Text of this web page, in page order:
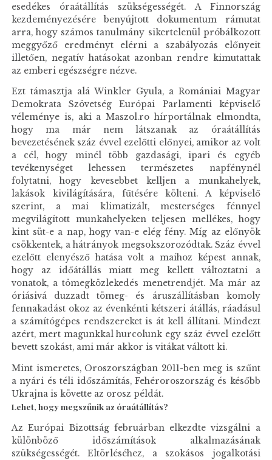
esedékes óraátállítás szükségességét. A Finnország
kezdeményezésére benyújtott dokumentum rámutat
arra, hogy számos tanulmány sikertelenül próbálkozott
meggyőző eredményt elérni a szabályozás előnyeit
illetően, negatív hatásokat azonban rendre kimutattak
az emberi egészségre nézve.
Ezt támasztja alá Winkler Gyula, a Romániai Magyar
Demokrata Szövetség Európai Parlamenti képviselő
véleménye is, aki a Maszol.ro hírportálnak elmondta,
hogy ma már nem látszanak az óraátállítás
bevezetésének száz évvel ezelőtti előnyei, amikor az volt
a cél, hogy minél több gazdasági, ipari és egyéb
tevékenységet lehessen természetes napfénynél
folytatni, hogy kevesebbet kelljen a munkahelyek,
lakások kivilágítására, fűtésére költeni. A képviselő
szerint, a mai klimatizált, mesterséges fénnyel
megvilágított munkahelyeken teljesen mellékes, hogy
kint süt-e a nap, hogy van-e elég fény. Míg az előnyök
csökkentek, a hátrányok megsokszorozódtak. Száz évvel
ezelőtt elenyésző hatása volt a maihoz képest annak,
hogy az időátállás miatt meg kellett változtatni a
vonatok, a tömegközlekedés menetrendjét. Ma már az
óriásivá duzzadt tömeg- és áruszállításban komoly
fennakadást okoz az évenkénti kétszeri átállás, ráadásul
a számítógépes rendszereket is át kell állítani. Mindezt
azért, mert magunkkal hurcolunk egy száz évvel ezelőtt
bevett szokást, ami már akkor is vitákat váltott ki.
Mint ismeretes, Oroszországban 2011-ben meg is szűnt
a nyári és téli időszámítás, Fehéroroszország és később
Ukrajna is követte az orosz példát.
Lehet, hogy megszűnik az óraátállítás?
Az Európai Bizottság februárban elkezdte vizsgálni a
különböző időszámítások alkalmazásának
szükségességét. Eltörléséhez, a szokásos jogalkotási